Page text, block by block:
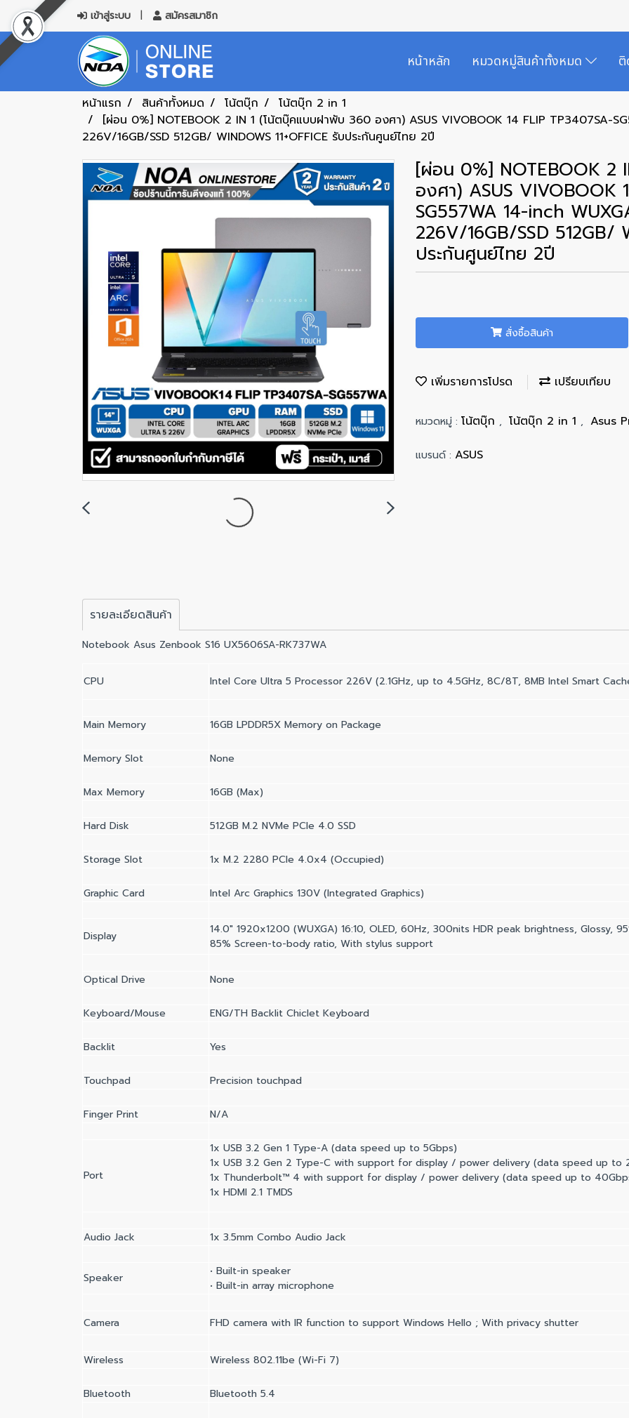
เข้าสู่ระบบ สมัครสมาชิก
หน้าหลัก หมวดหมู่สินค้าทั้งหมด ติ
หน้าแรก สินค้าทั้งหมด โน้ตบุ๊ก
โน้ตบุ๊ก 2 in 1
[ผ่อน 0%] NOTEBOOK 2 IN 1 (โน้ตบุ๊คแบบฝาพับ 360 องศา) ASUS VIVOBOOK 14 FLIP TP3407SA-
226V/16GB/SSD 512GB/ WINDOWS 11+OFFICE รับประกันศูนย์ไทย 2ปี
[ผ่อน 0%] NOTEBOOK 2
องศา) ASUS VIVOBOOK
SG557WA 14-inch
226V/16GB/SSD 512GB/
ประกันศูนย์ไทย 2ปี
สั่งซื้อสินค้า
เพิ่มรายการโปรด เปรียบเทียบ
หมวดหมู่ : โน้ตบุ๊ก , โน้ตบุ๊ก 2 in 1 , Asus
แบรนด์ : ASUS
รายละเอียดสินค้า
Notebook Asus Zenbook S16 UX5606SA-RK737WA
CPU Intel Core Ultra 5 Processor 226V (2.1GHz, up to 4.5GHz, 8C/8T, 8MB Intel Smart
Main Memory 16GB LPDDR5X Memory on Package
Memory Slot None
Max Memory 16GB (Max)
Hard Disk 512GB M.2 NVMe PCIe 4.0 SSD
Storage Slot 1x M.2 2280 PCIe 4.0x4 (Occupied)
Graphic Card Intel Arc Graphics 130V (Integrated Graphics)
Display
14.0" 1920x1200 (WUXGA) 16:10, OLED, 60Hz, 300nits HDR peak brightness, Glossy,
85% Screen-to-body ratio, With stylus support
Optical Drive None
Keyboard/Mouse ENG/TH Backlit Chiclet Keyboard
Backlit Yes
Touchpad Precision touchpad
Finger Print N/A
Port
1x USB 3.2 Gen 1 Type-A (data speed up to 5Gbps)
1x USB 3.2 Gen 2 Type-C with support for display / power delivery (data speed up to
1x Thunderbolt™ 4 with support for display / power delivery (data speed up to
1x HDMI 2.1 TMDS
Audio Jack 1x 3.5mm Combo Audio Jack
Speaker
• Built-in speaker
• Built-in array microphone
Camera FHD camera with IR function to support Windows Hello ; With privacy shutter
Wireless Wireless 802.11be (Wi-Fi 7)
Bluetooth Bluetooth 5.4